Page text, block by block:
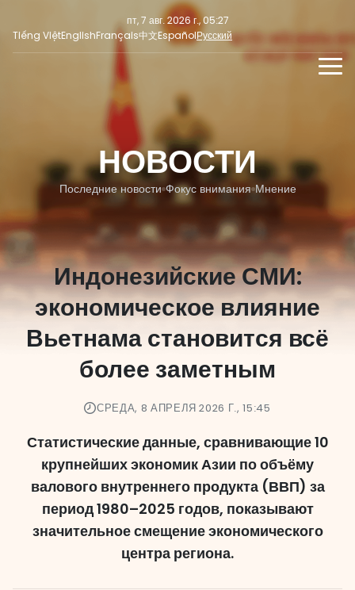
пт, 7 авг. 2026 г., 05:27
Tiếng ViệtEnglishFrançais中文EspañolРусский
Последние новости
Фокус внимания
Мнение
МУЛЬТИМЕДИА
СОЦИАЛЬНЫЕ НОВОСТИ
ПРЕСС-РЕЛИЗНОВОСТИ
Последние новости Фокус внимания Мнение
Индонезийские СМИ:
экономическое влияние
Вьетнама становится всё
более заметным
СРЕДА, 8 АПРЕЛЯ 2026 Г., 15:45
Статистические данные, сравнивающие 10
крупнейших экономик Азии по объёму
валового внутреннего продукта (ВВП) за
период 1980–2025 годов, показывают
значительное смещение экономического
центра региона.